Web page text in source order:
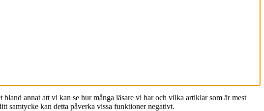
annat att vi kan se hur många läsare vi har och vilka artiklar som är mest
samtycke kan detta påverka vissa funktioner negativt.